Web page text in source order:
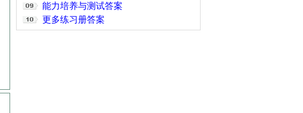
能力培养与测试答案
更多练习册答案